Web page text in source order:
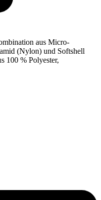
aus Micro-
(Nylon) und Softshell
100 % Polyester,